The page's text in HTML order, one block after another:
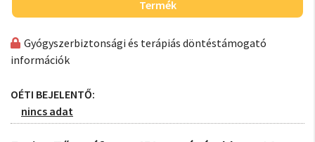
Termék
Gyógyszerbiztonsági és terápiás döntéstámogató
információk
OÉTI BEJELENTŐ:
nincs adat